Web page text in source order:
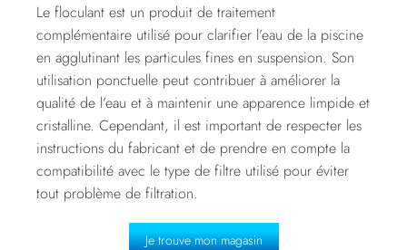
Le floculant est un produit de traitement
complémentaire utilisé pour clarifier l’eau de la piscine
en agglutinant les particules fines en suspension. Son
utilisation ponctuelle peut contribuer à améliorer la
qualité de l’eau et à maintenir une apparence limpide et
cristalline. Cependant, il est important de respecter les
instructions du fabricant et de prendre en compte la
compatibilité avec le type de filtre utilisé pour éviter
tout problème de filtration.
Je trouve mon magasin